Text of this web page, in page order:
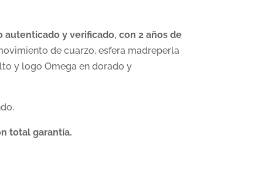
autenticado y verificado, con 2 años de
de cuarzo, esfera madreperla
y logo Omega en dorado y
total garantía.